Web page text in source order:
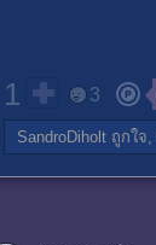
1 3
SandroDiholt ถูกใจ,